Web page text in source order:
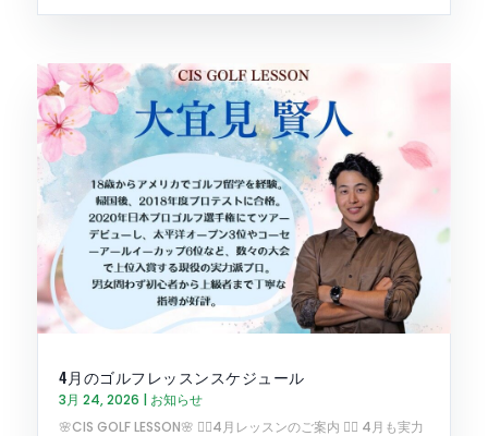
4月のゴルフレッスンスケジュール
3月 24, 2026 | お知らせ
🌸CIS GOLF LESSON🌸 🏌️‍♂️4月レッスンのご案内 🏌️‍♀️ 4月も実力